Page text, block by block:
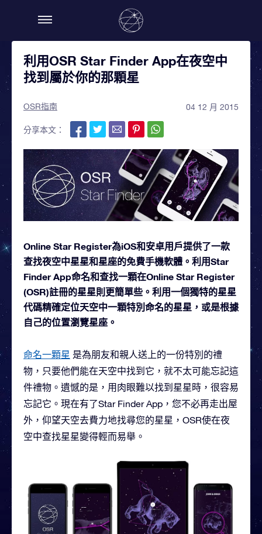
利用OSR Star Finder App在夜空中
找到屬於你的那顆星
OSR指南 04 12 月 2015
分享本文：
Online Star Register為iOS和安卓用戶提供了一款
查找夜空中星星和星座的免費手機軟體。利用Star
Finder App命名和查找一顆在Online Star Register
(OSR)註冊的星星則更簡單些。利用一個獨特的星星
代碼精確定位天空中一顆特別命名的星星，或是根據
自己的位置瀏覽星座。
命名一顆星 是為朋友和親人送上的一份特別的禮
物，只要他們能在天空中找到它，就不太可能忘記這
件禮物。遺憾的是，用肉眼難以找到星星時，很容易
忘記它。現在有了Star Finder App，您不必再走出屋
外，仰望天空去費力地找尋您的星星，OSR使在夜
空中查找星星變得輕而易舉。